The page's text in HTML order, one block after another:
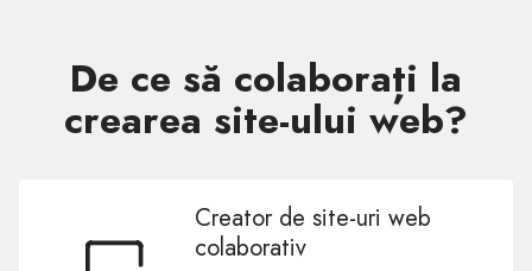
De ce să colaborați la
crearea site-ului web?
Creator de site-uri web
colaborativ